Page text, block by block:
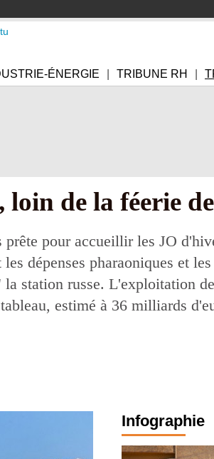
ÉNERGIE TRIBUNE RH
de la féerie
pour accueillir les JO
dépenses pharaoniques et
station russe. L'exploitation
estimé à 36 milliards
Infographie